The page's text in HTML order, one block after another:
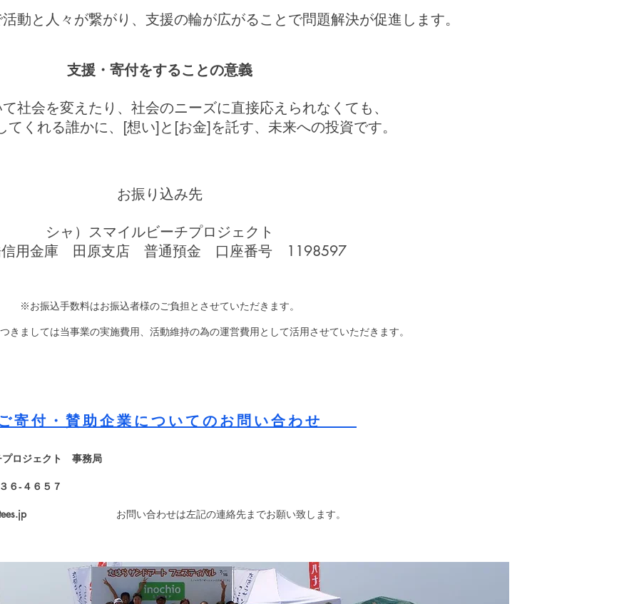
動と人々が繋がり、支援の輪が広がることで問題解決が促進します。
支援・寄付をすることの意義
社会を変えたり、社会のニーズに直接応えられなくても、
てくれる誰かに、[想い]と[お金]を託す、未来への投資です。
お振り込み先
シャ）スマイルビーチプロジェクト
信用金庫 田原支店 普通預金 口座番号 1198597
※お振込手数料はお振込者様のご負担とさせていただきます。
きましては当事業の実施費用、 活動維持の為の運営費用として活用させていただきます。
付・賛助企業についてのお問い合わせ
プロジェクト 事務局
６‐４６５７
お問い合わせは左記の連絡先までお願い致します。